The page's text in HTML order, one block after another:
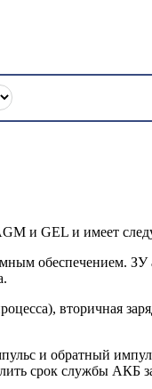
и GEL и имеет
обеспечением. ЗУ
вторичная
и обратный
срок службы АКБ